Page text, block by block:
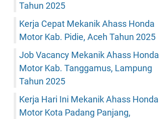
Tahun 2025
Kerja Cepat Mekanik Ahass Honda
Motor Kab. Pidie, Aceh Tahun 2025
Job Vacancy Mekanik Ahass Honda
Motor Kab. Tanggamus, Lampung
Tahun 2025
Kerja Hari Ini Mekanik Ahass Honda
Motor Kota Padang Panjang,